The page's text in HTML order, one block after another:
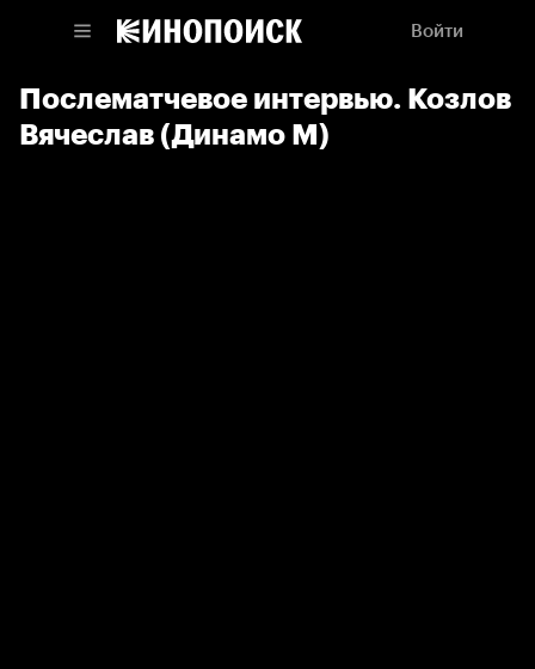
Войти
Послематчевое интервью. Козлов
Вячеслав (Динамо М)